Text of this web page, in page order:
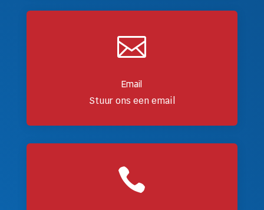

Email
Stuur ons een email
